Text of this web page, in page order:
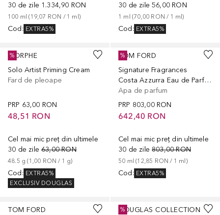
30 de zile 1.334,90 RON
100 ml (19,07 RON / 1 ml )
Cod : EXTRA5%
30 de zile 56,00 RON
1 ml (70,00 RON / 1 ml)
Cod : EXTRA5%
MORPHE
Solo Artist Priming Cream
Fard de pleoape
PRP 63,00 RON
48,51 RON
Cel mai mic preț din ultimele
30 de zile 63,00 RON
48.5 g (1,00 RON / 1 g)
Cod : EXTRA5%
EXCLUSIV DOUGLAS
%
+4
TOM FORD
Signature Fragrances
Costa Azzurra Eau de Parfum
Apa de parfum
PRP 803,00 RON
642,40 RON
Cel mai mic preț din ultimele
30 de zile 803,00 RON
50 ml (12,85 RON / 1 ml )
Cod : EXTRA5%
%
TOM FORD
DOUGLAS COLLECTION
%